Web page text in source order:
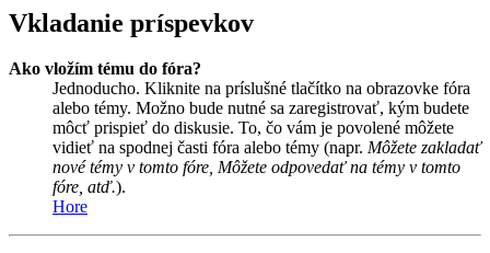
Vkladanie príspevkov
Ako vložím tému do fóra?
Jednoducho. Kliknite na príslušné tlačítko na obrazovke fóra
alebo témy. Možno bude nutné sa zaregistrovať, kým budete
môcť prispieť do diskusie. To, čo vám je povolené môžete
vidieť na spodnej časti fóra alebo témy (napr. Môžete zakladať
nové témy v tomto fóre, Môžete odpovedať na témy v tomto
fóre, atď.).
Hore